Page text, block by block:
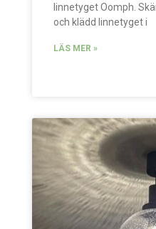
linnetyget Oomph.
och klädd linnetyget i
LÄS MER »